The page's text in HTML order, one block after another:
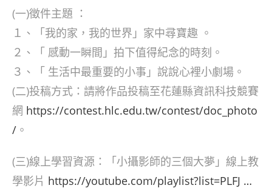
(一)徵件主題 ：
１、「我的家，我的世界」家中尋寶趣 。
２、「 感動一瞬間」拍下值得紀念的時刻。
３、「 生活中最重要的小事」說說心裡小劇場。
(二)投稿方式：請將作品投稿至花蓮縣資訊科技競賽
網 https://contest.hlc.edu.tw/contest/doc_photo
/ 。
(三)線上學習資源：「小攝影師的三個大夢」線上教
學影片 https://youtube.com/playlist?list=PLFJ …